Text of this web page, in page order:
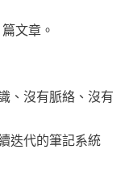
文章。
、沒有脈絡、沒有
迭代的筆記系統